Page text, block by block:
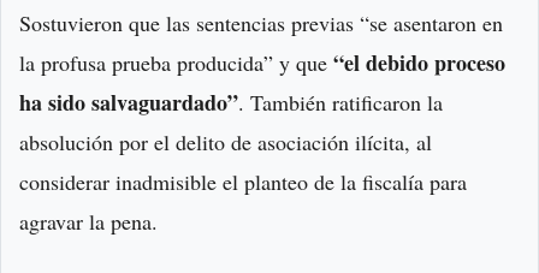
Sostuvieron que las sentencias previas “se asentaron en
la profusa prueba producida” y que “el debido proceso
ha sido salvaguardado”. También ratificaron la
absolución por el delito de asociación ilícita, al
considerar inadmisible el planteo de la fiscalía para
agravar la pena.